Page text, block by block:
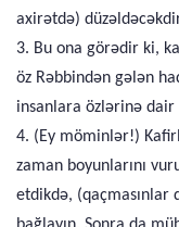
axirətdə)
3. Bu ona görədir ki,
öz Rəbbindən gələn
insanlara özlərinə
4. (Ey möminlər!)
zaman boyunlarını
etdikdə, (qaçmasınlar